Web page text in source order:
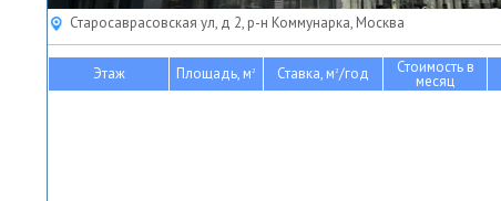
Старосаврасовская ул, д 2, р-н Коммунарка, Москва
Этаж Площадь, м2 Ставка, м2/год Стоимость в
месяц